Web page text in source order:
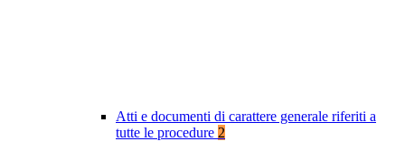
Atti e documenti di carattere generale riferiti a
tutte le procedure 2